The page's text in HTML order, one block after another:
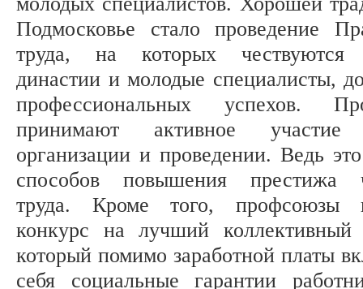
Подмосковье стало проведение
труда, на которых чествуются
династии и молодые специалисты,
профессиональных успехов.
принимают активное
организации и проведении. Ведь
способов повышения престижа
труда. Кроме того, профсоюзы
конкурс на лучший коллективный
который помимо заработной платы
себя социальные гарантии